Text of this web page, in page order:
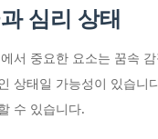
심리 상태
서 중요한 요소는 꿈속
상태일 가능성이 있습니
수 있습니다.